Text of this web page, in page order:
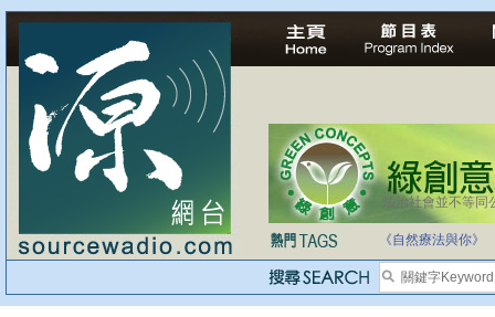
法治社會並不等同
《自然療法與你》